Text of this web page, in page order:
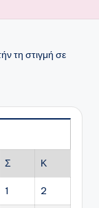
τη στιγμή σε
Σ Κ
1 2